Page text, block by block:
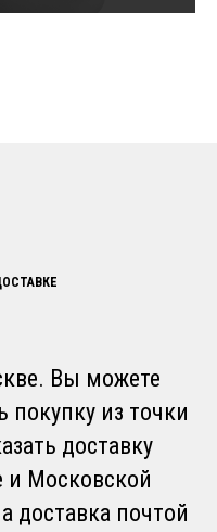
Вы можете
покупку из точки
доставку
и Московской
доставка почтой